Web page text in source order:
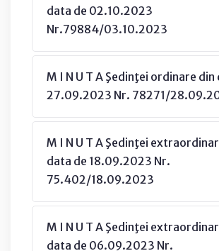
data de 02.10.2023
Nr.79884/03.10.2023
M I N U T A Şedinţei ordinare din
27.09.2023 Nr. 78271/
M I N U T A Şedinţei
data de 18.09.2023 Nr.
75.402/18.09.2023
M I N U T A Şedinţei
data de 06.09.2023 Nr.